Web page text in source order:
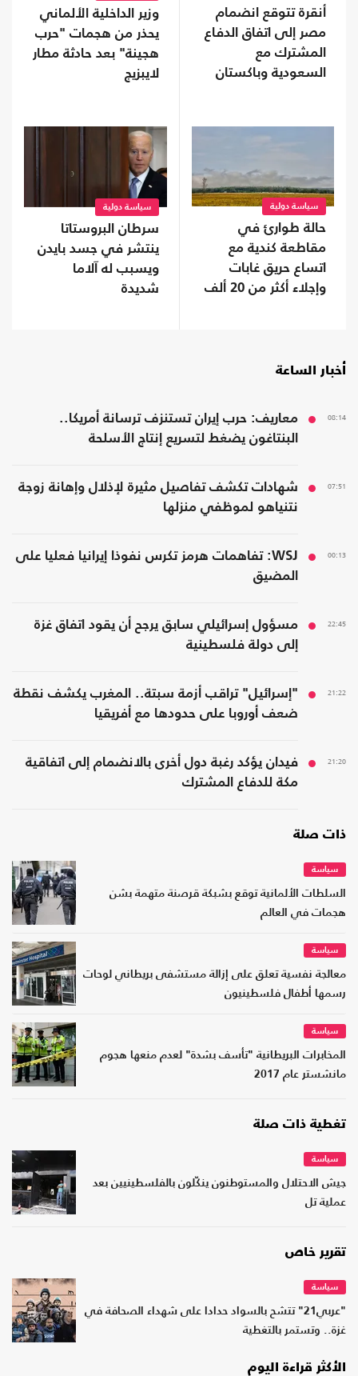
أنقرة تتوقع انضمام
مصر إلى اتفاق الدفاع
المشترك مع
السعودية وباكستان
وزير الداخلية الألماني
يحذر من هجمات "حرب
هجينة" بعد حادثة مطار
لايبزيج
سياسة دولية
حالة طوارئ في
مقاطعة كندية مع
اتساع حريق غابات
وإجلاء أكثر من 20 ألف
سياسة دولية
سرطان البروستاتا
ينتشر في جسد بايدن
ويسبب له آلاما
شديدة
أخبار الساعة
08:14
معاريف: حرب إيران تستنزف ترسانة أمريكا..
البنتاغون يضغط لتسريع إنتاج الأسلحة
07:51
شهادات تكشف تفاصيل مثيرة لإذلال وإهانة زوجة
نتنياهو لموظفي منزلها
00:13
WSJ: تفاهمات هرمز تكرس نفوذا إيرانيا فعليا على
المضيق
22:45
مسؤول إسرائيلي سابق يرجح أن يقود اتفاق غزة
إلى دولة فلسطينية
21:22
"إسرائيل" تراقب أزمة سبتة.. المغرب يكشف نقطة
ضعف أوروبا على حدودها مع أفريقيا
21:20
فيدان يؤكد رغبة دول أخرى بالانضمام إلى اتفاقية
مكة للدفاع المشترك
ذات صلة
سياسة
السلطات الألمانية توقع بشبكة قرصنة متهمة بشن
هجمات في العالم
سياسة
معالجة نفسية تعلق على إزالة مستشفى بريطاني لوحات
رسمها أطفال فلسطينيون
سياسة
المخابرات البريطانية "تأسف بشدة" لعدم منعها هجوم
مانشستر عام 2017
تغطية ذات صلة
سياسة
جيش الاحتلال والمستوطنون ينكّلون بالفلسطينيين بعد
عملية تل
تقرير خاص
سياسة
"عربي21" تتشح بالسواد حدادا على شهداء الصحافة في
غزة.. وتستمر بالتغطية
الأكثر قراءة اليوم